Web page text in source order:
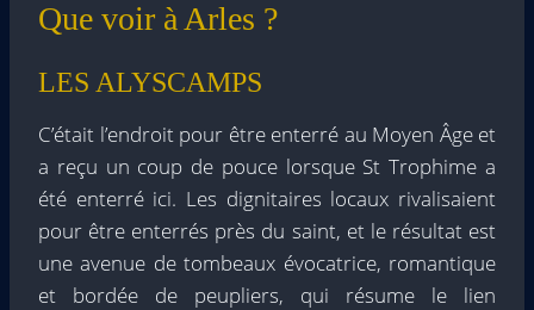
Que voir à Arles ?
LES ALYSCAMPS
C’était l’endroit pour être enterré au Moyen Âge et
a reçu un coup de pouce lorsque St Trophime a
été enterré ici. Les dignitaires locaux rivalisaient
pour être enterrés près du saint, et le résultat est
une avenue de tombeaux évocatrice, romantique
et bordée de peupliers, qui résume le lien